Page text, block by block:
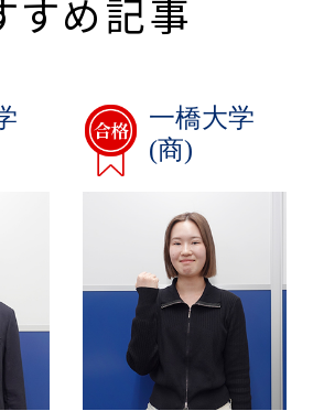
すめ記事
一橋大学
(商)